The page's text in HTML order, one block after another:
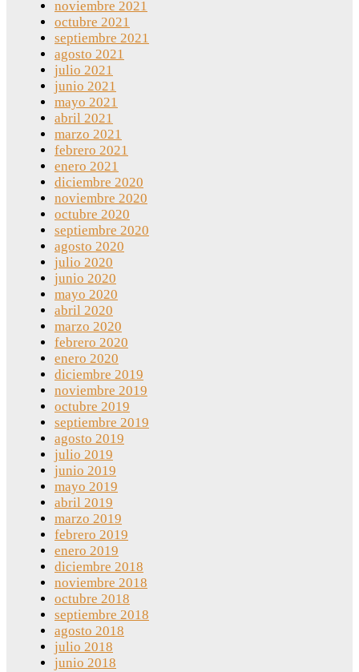
noviembre 2021
octubre 2021
septiembre 2021
agosto 2021
julio 2021
junio 2021
mayo 2021
abril 2021
marzo 2021
febrero 2021
enero 2021
diciembre 2020
noviembre 2020
octubre 2020
septiembre 2020
agosto 2020
julio 2020
junio 2020
mayo 2020
abril 2020
marzo 2020
febrero 2020
enero 2020
diciembre 2019
noviembre 2019
octubre 2019
septiembre 2019
agosto 2019
julio 2019
junio 2019
mayo 2019
abril 2019
marzo 2019
febrero 2019
enero 2019
diciembre 2018
noviembre 2018
octubre 2018
septiembre 2018
agosto 2018
julio 2018
junio 2018